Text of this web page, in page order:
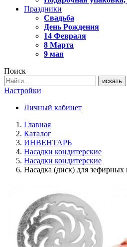
Праздники
Свадьба
День Рождения
14 Февраля
8 Марта
9 мая
Поиск
искать
Настройки
Личный кабинет
Главная
Каталог
ИНВЕНТАРЬ
Насадки кондитерские
Насадки кондитерские
Насадка (диск) для